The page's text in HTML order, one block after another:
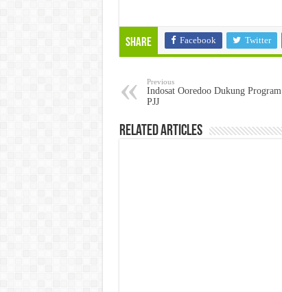
Share Facebook Twitter
Previous
Indosat Ooredoo Dukung Program
PJJ
Related Articles